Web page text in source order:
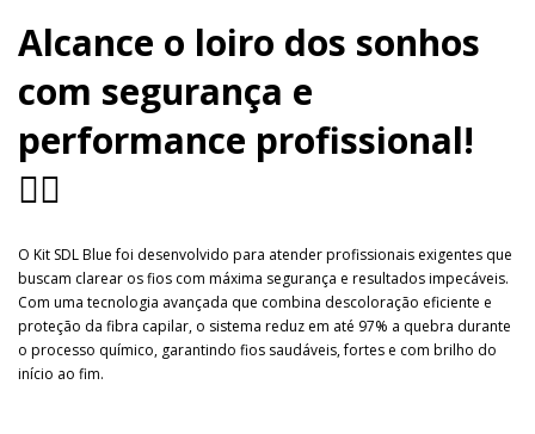
Alcance o loiro dos sonhos
com segurança e
performance profissional!
👱‍♀️
O Kit SDL Blue foi desenvolvido para atender profissionais exigentes que
buscam clarear os fios com máxima segurança e resultados impecáveis.
Com uma tecnologia avançada que combina descoloração eficiente e
proteção da fibra capilar, o sistema reduz em até 97% a quebra durante
o processo químico, garantindo fios saudáveis, fortes e com brilho do
início ao fim.